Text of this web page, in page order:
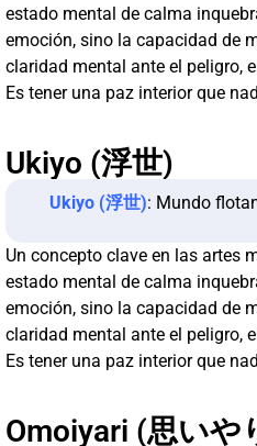
estado mental de calma
emoción, sino la capacidad de
claridad mental ante el peligro,
Es tener una paz interior que
Ukiyo (浮世)
Ukiyo (浮世): Mundo
Un concepto clave en las artes
estado mental de calma
emoción, sino la capacidad de
claridad mental ante el peligro,
Es tener una paz interior que
Omoiyari (思いや